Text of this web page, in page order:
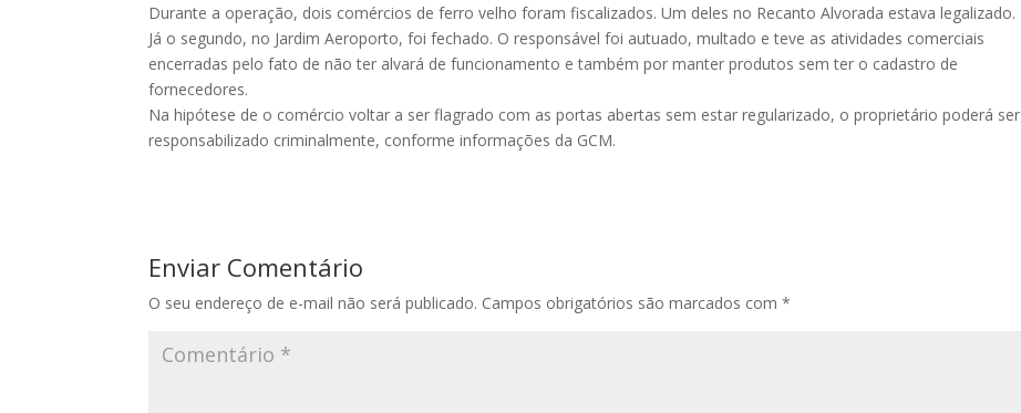
Durante a operação, dois comércios de ferro velho foram fiscalizados. Um deles no Recanto Alvorada estava legalizado.
Já o segundo, no Jardim Aeroporto, foi fechado. O responsável foi autuado, multado e teve as atividades comerciais
encerradas pelo fato de não ter alvará de funcionamento e também por manter produtos sem ter o cadastro de
fornecedores.
Na hipótese de o comércio voltar a ser flagrado com as portas abertas sem estar regularizado, o proprietário poderá ser
responsabilizado criminalmente, conforme informações da GCM.
Enviar Comentário
O seu endereço de e-mail não será publicado. Campos obrigatórios são marcados com*